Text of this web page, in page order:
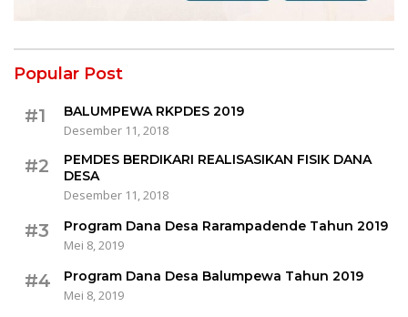
Popular Post
#1
BALUMPEWA RKPDES 2019
Desember 11, 2018
#2
PEMDES BERDIKARI REALISASIKAN FISIK DANA
DESA
Desember 11, 2018
#3
Program Dana Desa Rarampadende Tahun 2019
Mei 8, 2019
#4
Program Dana Desa Balumpewa Tahun 2019
Mei 8, 2019